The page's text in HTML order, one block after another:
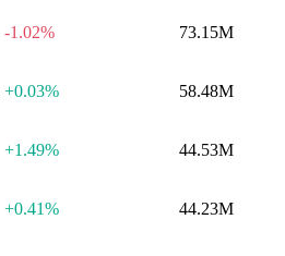
-1.02% 73.15M
+0.03% 58.48M
+1.49% 44.53M
+0.41% 44.23M